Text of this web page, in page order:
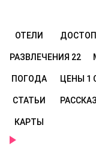
ОТЕЛИ
РАЗВЛЕЧЕНИЯ 22
ПОГОДА ЦЕНЫ 1
СТАТЬИ
КАРТЫ
